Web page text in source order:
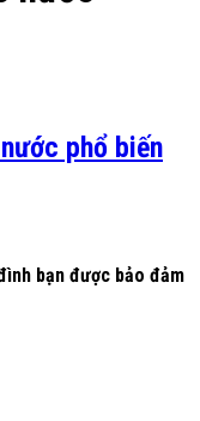
phổ biến
bạn được bảo đảm